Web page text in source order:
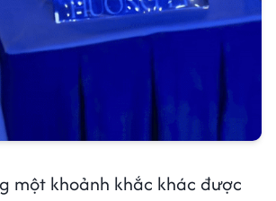
một khoảnh khắc khác được